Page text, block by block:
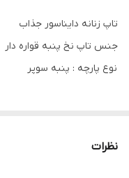
تاپ زنانه دایناسور جذاب
جنس تاپ نخ پنبه قواره دار
نوع پارچه : پنبه سوپر
نظرات